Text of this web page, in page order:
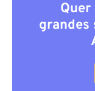
grandes